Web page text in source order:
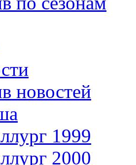
новостей
1999
2000